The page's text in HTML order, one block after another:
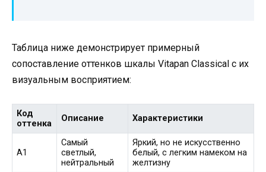
Таблица ниже демонстрирует примерный
сопоставление оттенков шкалы Vitapan Classical с их
визуальным восприятием:
Код
оттенка
Описание Характеристики
A1
Самый
светлый,
нейтральный
Яркий, но не искусственно
белый, с легким намеком на
желтизну